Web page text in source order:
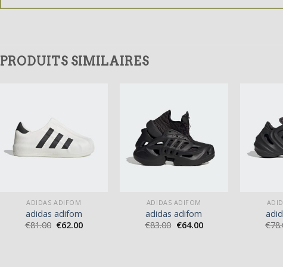
PRODUITS SIMILAIRES
ADIDAS ADIFOM
adidas adifom
€81.00 €62.00
ADIDAS ADIFOM
adidas adifom
€83.00 €64.00
€